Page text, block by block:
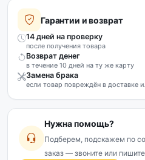
Гарантии и возврат
14 дней на проверку
после получения товара
Возврат денег
в течение 10 дней на ту же карту
Замена брака
если товар повреждён в доставке
Нужна помощь?
Подберем, подскажем по
заказ — звоните или пишите